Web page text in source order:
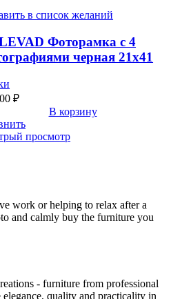
в список желаний
Фоторамка с 4
черная 21х41
₽
В корзину
просмотр
work or helping to relax after a
and calmly buy the furniture you
- furniture from professional
quality and practicality in